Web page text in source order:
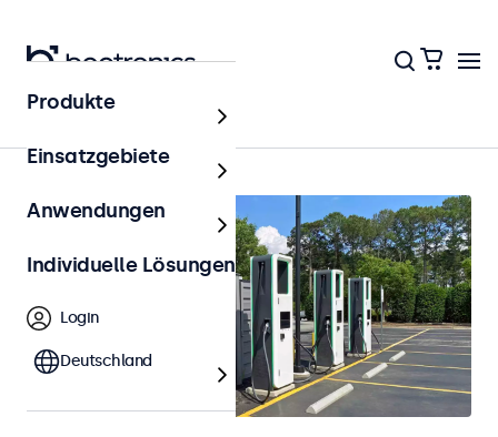
Outdoor
Produkte
Einsatzgebiete
Anwendungen
Individuelle Lösungen
Login
Deutschland